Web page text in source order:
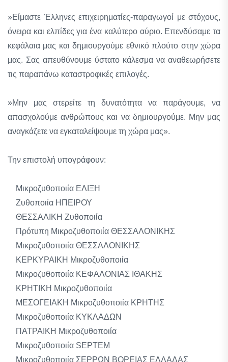
»Είμαστε Έλληνες επιχειρηματίες-παραγωγοί με στόχους,
όνειρα και ελπίδες για ένα καλύτερο αύριο. Επενδύσαμε τα
κεφάλαια μας και δημιουργούμε εθνικό πλούτο στην χώρα
μας. Σας απευθύνουμε ύστατο κάλεσμα να αναθεωρήσετε
τις παραπάνω καταστροφικές επιλογές.
»Μην μας στερείτε τη δυνατότητα να παράγουμε, να
απασχολούμε ανθρώπους και να δημιουργούμε. Μην μας
αναγκάζετε να εγκαταλείψουμε τη χώρα μας».
Την επιστολή υπογράφουν:
Μικροζυθοποιία ΕΛΙΞΗ
Ζυθοποιία ΗΠΕΙΡΟΥ
ΘΕΣΣΑΛΙΚΗ Ζυθοποιία
Πρότυπη Μικροζυθοποιία ΘΕΣΣΑΛΟΝΙΚΗΣ
Μικροζυθοποιία ΘΕΣΣΑΛΟΝΙΚΗΣ
ΚΕΡΚΥΡΑΙΚΗ Μικροζυθοποιία
Μικροζυθοποιία ΚΕΦΑΛΟΝΙΑΣ ΙΘΑΚΗΣ
ΚΡΗΤΙΚΗ Μικροζυθοποιία
ΜΕΣΟΓΕΙΑΚΗ Μικροζυθοποιία ΚΡΗΤΗΣ
Μικροζυθοποιία ΚΥΚΛΑΔΩΝ
ΠΑΤΡΑΙΚΗ Μικροζυθοποιία
Μικροζυθοποιία SEPTEM
Μικροζυθοποιία ΣΕΡΡΩΝ ΒΟΡΕΙΑΣ ΕΛΛΑΔΑΣ